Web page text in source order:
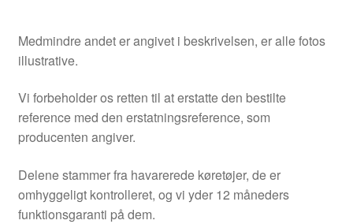
Medmindre andet er angivet i beskrivelsen, er alle fotos
illustrative.
Vi forbeholder os retten til at erstatte den bestilte
reference med den erstatningsreference, som
producenten angiver.
Delene stammer fra havarerede køretøjer, de er
omhyggeligt kontrolleret, og vi yder 12 måneders
funktionsgaranti på dem.